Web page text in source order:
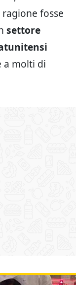
fosse
settore
a molti di